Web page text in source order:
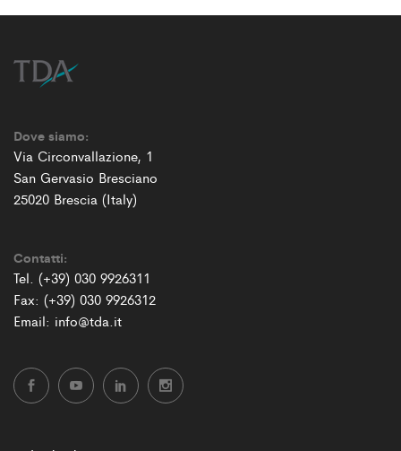
Dove siamo:
Via Circonvallazione, 1
San Gervasio Bresciano
25020 Brescia (Italy)
Contatti:
Tel. (+39) 030 9926311
Fax: (+39) 030 9926312
Email: info@tda.it